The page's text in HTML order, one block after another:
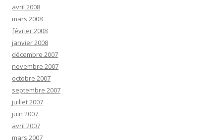
avril 2008
mars 2008
février 2008
janvier 2008
décembre 2007
novembre 2007
octobre 2007
septembre 2007
juillet 2007
juin 2007
avril 2007
mars 2007